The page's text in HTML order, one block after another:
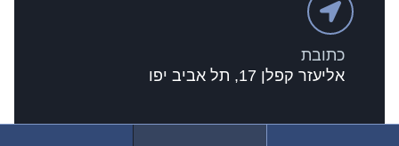
כתובת
אליעזר קפלן 17, תל אביב יפו